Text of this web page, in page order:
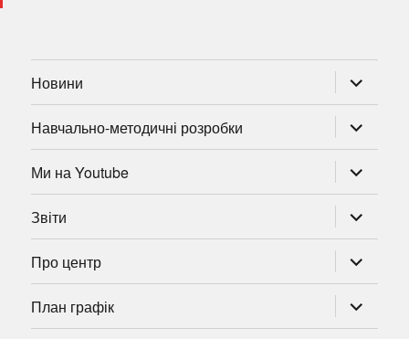
Новини
підменю
Навчально-методичні розробки
підменю
Ми на Youtube
підменю
Звіти
підменю
Про центр
підменю
План графік
підменю